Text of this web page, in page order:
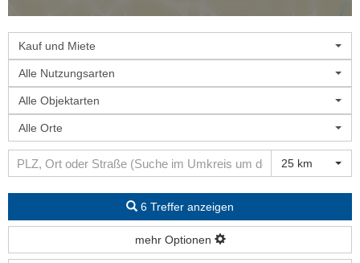
Kauf und Miete
Alle Nutzungsarten
Alle Objektarten
Alle Orte
25 km
6 Treffer anzeigen
mehr Optionen